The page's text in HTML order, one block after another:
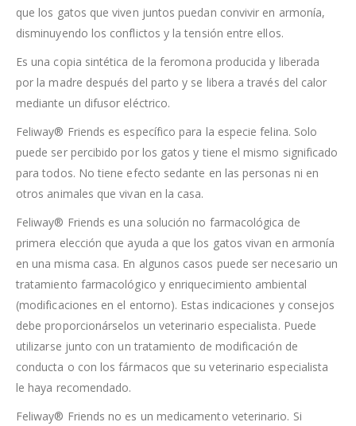
que los gatos que viven juntos puedan convivir en armonía,
disminuyendo los conflictos y la tensión entre ellos.
Es una copia sintética de la feromona producida y liberada
por la madre después del parto y se libera a través del calor
mediante un difusor eléctrico.
Feliway® Friends es específico para la especie felina. Solo
puede ser percibido por los gatos y tiene el mismo significado
para todos. No tiene efecto sedante en las personas ni en
otros animales que vivan en la casa.
Feliway® Friends es una solución no farmacológica de
primera elección que ayuda a que los gatos vivan en armonía
en una misma casa. En algunos casos puede ser necesario un
tratamiento farmacológico y enriquecimiento ambiental
(modificaciones en el entorno). Estas indicaciones y consejos
debe proporcionárselos un veterinario especialista. Puede
utilizarse junto con un tratamiento de modificación de
conducta o con los fármacos que su veterinario especialista
le haya recomendado.
Feliway® Friends no es un medicamento veterinario. Si